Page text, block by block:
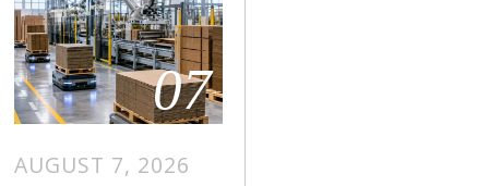
07
AUGUST 7, 2026